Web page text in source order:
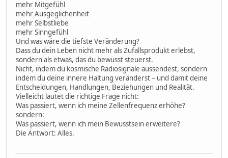
mehr Mitgefühl
mehr Ausgeglichenheit
mehr Selbstliebe
mehr Sinngefühl
Und was wäre die tiefste Veränderung?
Dass du dein Leben nicht mehr als Zufallsprodukt erlebst,
sondern als etwas, das du bewusst steuerst.
Nicht, indem du kosmische Radiosignale aussendest, sondern
indem du deine innere Haltung veränderst – und damit deine
Entscheidungen, Handlungen, Beziehungen und Realität.
Vielleicht lautet die richtige Frage nicht:
Was passiert, wenn ich meine Zellenfrequenz erhöhe?
sondern:
Was passiert, wenn ich mein Bewusstsein erweitere?
Die Antwort: Alles.